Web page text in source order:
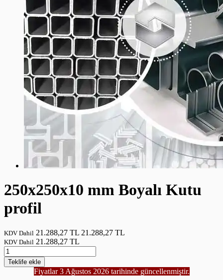
250x250x10 mm Boyalı Kutu
profil
KDV Dahil 21.288,27 TL 21.288,27 TL
KDV Dahil 21.288,27 TL
Teklife ekle
Fiyatlar 3 Ağustos 2026 tarihinde güncellenmiştir.